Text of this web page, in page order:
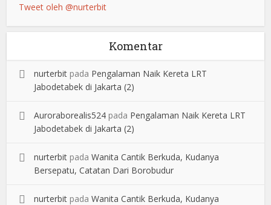
Tweet oleh @nurterbit
Komentar
nurterbit pada Pengalaman Naik Kereta LRT
Jabodetabek di Jakarta (2)
Auroraborealis524 pada Pengalaman Naik Kereta LRT
Jabodetabek di Jakarta (2)
nurterbit padaWanita Cantik Berkuda, Kudanya
Bersepatu, Catatan Dari Borobudur
nurterbit padaWanita Cantik Berkuda, Kudanya